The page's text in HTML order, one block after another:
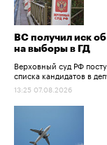
ВС получил иск
на выборы в ГД
Верховный суд РФ
списка кандидатов в
13:25 07.08.2026